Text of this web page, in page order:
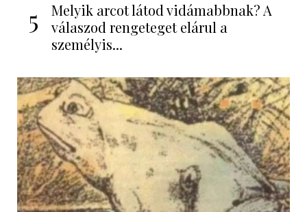
5
Melyik arcot látod vidámabbnak? A
válaszod rengeteget elárul a
személyis...